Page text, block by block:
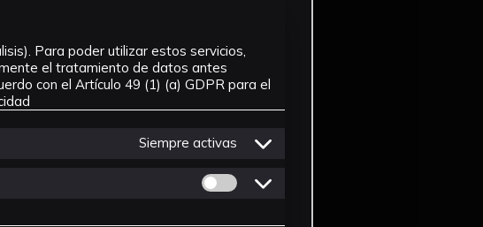
Para poder utilizar estos servicios,
el tratamiento de datos antes
con el Artículo 49 (1) (a) GDPR para el
Siempre activas
Permitir cookies de Personalizacion